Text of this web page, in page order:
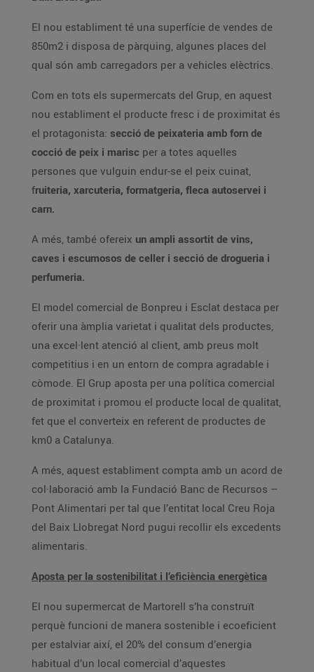
El nou establiment té una superfície de vendes de
850m2 i disposa de pàrquing, algunes places del
qual són amb carregadors per a vehicles elèctrics.
Com en tots els supermercats del Grup, en aquest
nou establiment el producte fresc i de proximitat és
el protagonista: secció de peixateria amb forn de
cocció de peix i marisc per a totes aquelles
persones que vulguin endur-se el peix cuinat,
fruiteria, xarcuteria, formatgeria, fleca autoservei i
carn.
A més, també ofereix un ampli assortit de vins,
caves i escumosos de celler i secció de drogueria i
perfumeria.
El model comercial de Bonpreu i Esclat destaca per
oferir una àmplia varietat i qualitat dels productes,
una excel·lent atenció al client, amb preus molt
competitius i en un entorn de compra agradable i
còmode. El Grup aposta per una política comercial
de proximitat i promou el producte local de qualitat,
fet que el converteix en referent de productes de
km0 a Catalunya.
A més, aquest establiment compta amb un acord de
col·laboració amb la Fundació Banc de Recursos –
Pont Alimentari per tal que l’entitat local Creu Roja
del Baix Llobregat Nord pugui recollir els excedents
alimentaris.
Aposta per la sostenibilitat i l’eficiència energètica
El nou supermercat de Martorell s’ha construït
perquè funcioni de manera sostenible i ecoeficient
per estalviar així, el 20% del consum d’energia
habitual d’un local comercial d’aquestes